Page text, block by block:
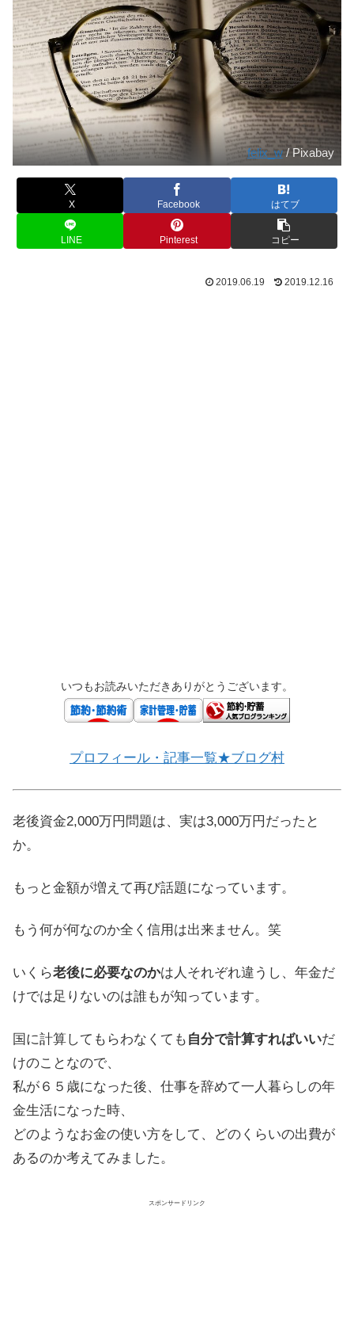
felix_w/ Pixabay
X Facebook はてブ
LINE Pinterest コピー
2019.06.19 2019.12.16
いつもお読みいただきありがとうございます。
プロフィール・記事一覧★ブログ村
老後資金2,000万円問題は、実は3,000万円だったと
か。
もっと金額が増えて再び話題になっています。
もう何が何なのか全く信用は出来ません。笑
いくら老後に必要なのかは人それぞれ違うし、年金だ
けでは足りないのは誰もが知っています。
国に計算してもらわなくても 自分で計算すればいいだ
けのことなので、
私が６５歳になった後、仕事を辞めて一人暮らしの年
金生活になった時、
どのようなお金の使い方をして、どのくらいの出費が
あるのか考えてみました。
スポンサードリンク